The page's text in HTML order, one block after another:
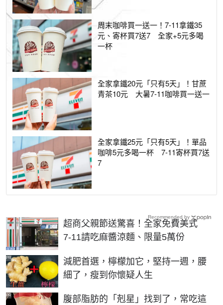
周末咖啡買一送一！7-11拿鐵35
元、寄杯買7送7 全家+5元多喝
一杯
全家拿鐵20元「只有5天」！甘蔗
青茶10元 大暑7-11咖啡買一送一
全家拿鐵25元「只有5天」！單品
咖啡5元多喝一杯 7-11寄杯買7送
7
超商父親節送驚喜！全家免費美式
7-11請吃麻醬涼麵、限量5萬份
減肥首選，檸檬加它，堅持一週，腰
細了，瘦到你懷疑人生
PR
腹部脂肪的「剋星」找到了，常吃這
PR
Recommended by